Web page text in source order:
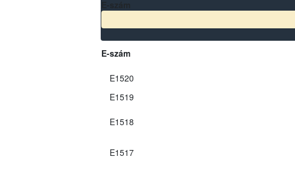
E-szám
E1520
E1519
E1518
E1517